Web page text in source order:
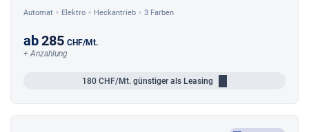
Automat Elektro Heckantrieb 3 Farben
ab285 CHF/Mt.
+ Anzahlung
180 CHF/Mt. günstiger als Leasing